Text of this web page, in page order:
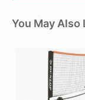
You May Also